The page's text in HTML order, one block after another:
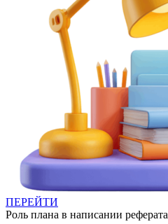
ПЕРЕЙТИ
Роль плана в написании реферата